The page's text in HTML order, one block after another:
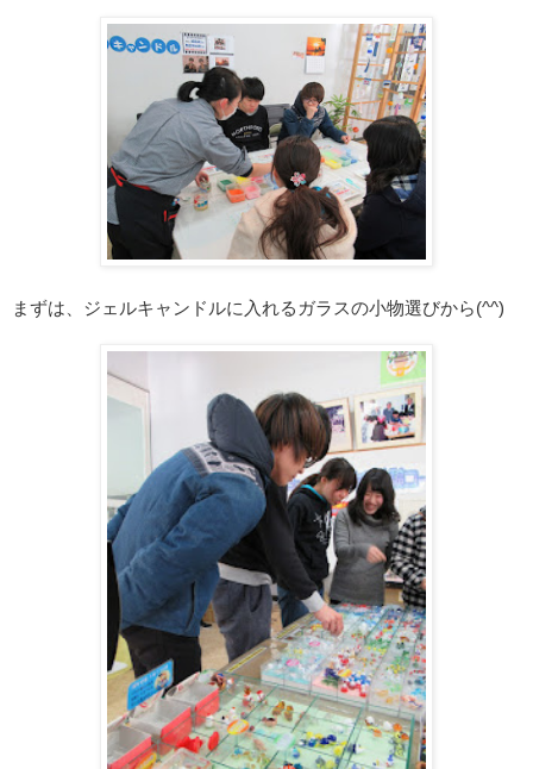
まずは、ジェルキャンドルに入れるガラスの小物選びから(^^)